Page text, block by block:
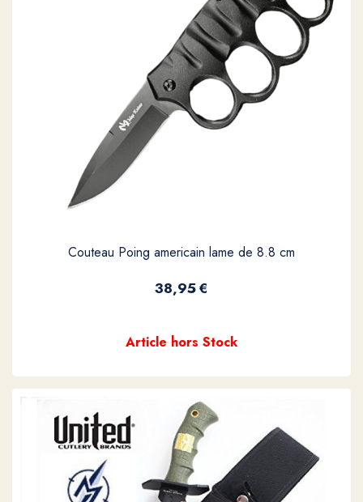
Couteau Poing americain lame de 8.8 cm
38,95€
Article hors Stock